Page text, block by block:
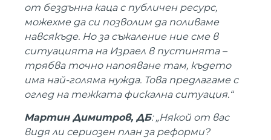
от бездънна каца с публичен ресурс,
можехме да си позволим да поливаме
навсякъде. Но за съжаление ние сме в
ситуацията на Израел в пустинята –
трябва точно напояване там, където
има най-голяма нужда. Това предлагаме с
оглед на тежката фискална ситуация.“
Мартин Димитров, ДБ: „Някой от вас
видя ли сериозен план за реформи?